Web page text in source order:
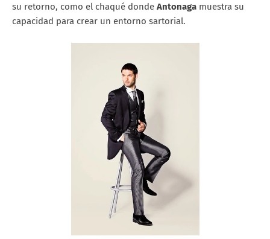
su retorno, como el chaqué donde Antonaga muestra su
capacidad para crear un entorno sartorial.